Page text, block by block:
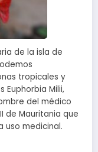
de la isla de
tropicales y
Euphorbia Milii,
del médico
de Mauritania que
uso medicinal.